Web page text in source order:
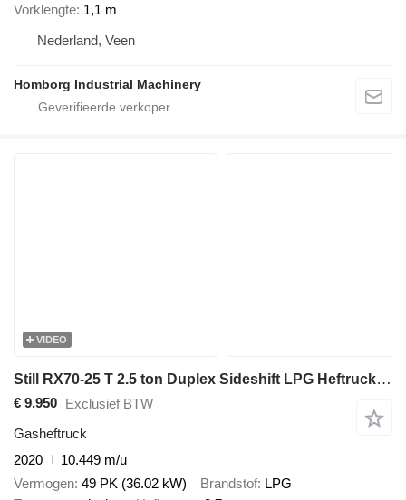
Vorklengte 1,1 m
Nederland, Veen
Homborg Industrial Machinery
VIDEO
Still RX70-25 T 2.5 ton Duplex Sideshift LPG Heftruck 2020
€ 9.950 Exclusief BTW
Gasheftruck
2020
10.449 m/u
Vermogen 49 PK (36.02 kW) Brandstof LPG